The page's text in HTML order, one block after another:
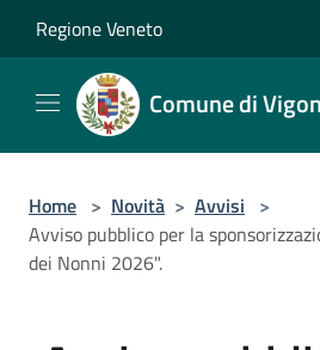
Regione Veneto
Comune di
Home > Novità > Avvisi >
Avviso pubblico per la
dei Nonni 2026".